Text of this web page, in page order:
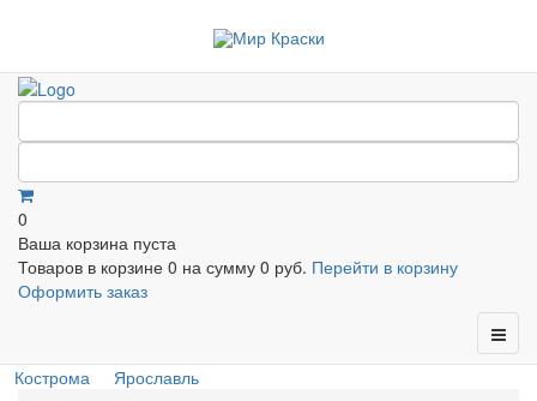
0
Ваша корзина пуста
Товаров в корзине 0 на сумму 0 руб. Перейти в корзину
Оформить заказ
Кострома
Ярославль